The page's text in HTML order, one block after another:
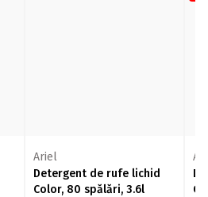
Ariel
Detergent de rufe lichid
Color, 80 spălări, 3.6l